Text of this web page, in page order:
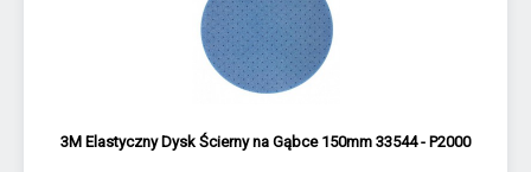
3M Elastyczny Dysk Ścierny na Gąbce 150mm 33544 - P2000